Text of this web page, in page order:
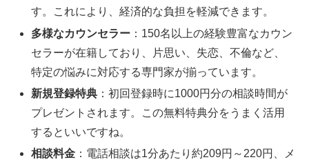
す。これにより、経済的な負担を軽減できます。
多様なカウンセラー ：150名以上の経験豊富なカウン
セラーが在籍しており、片思い、失恋、不倫など、
特定の悩みに対応する専門家が揃っています。
新規登録特典 ：初回登録時に1000円分の相談時間が
プレゼントされます。この無料特典分をうまく活用
するといいですね。
相談料金 ：電話相談は1分あたり約209円～220円、メ